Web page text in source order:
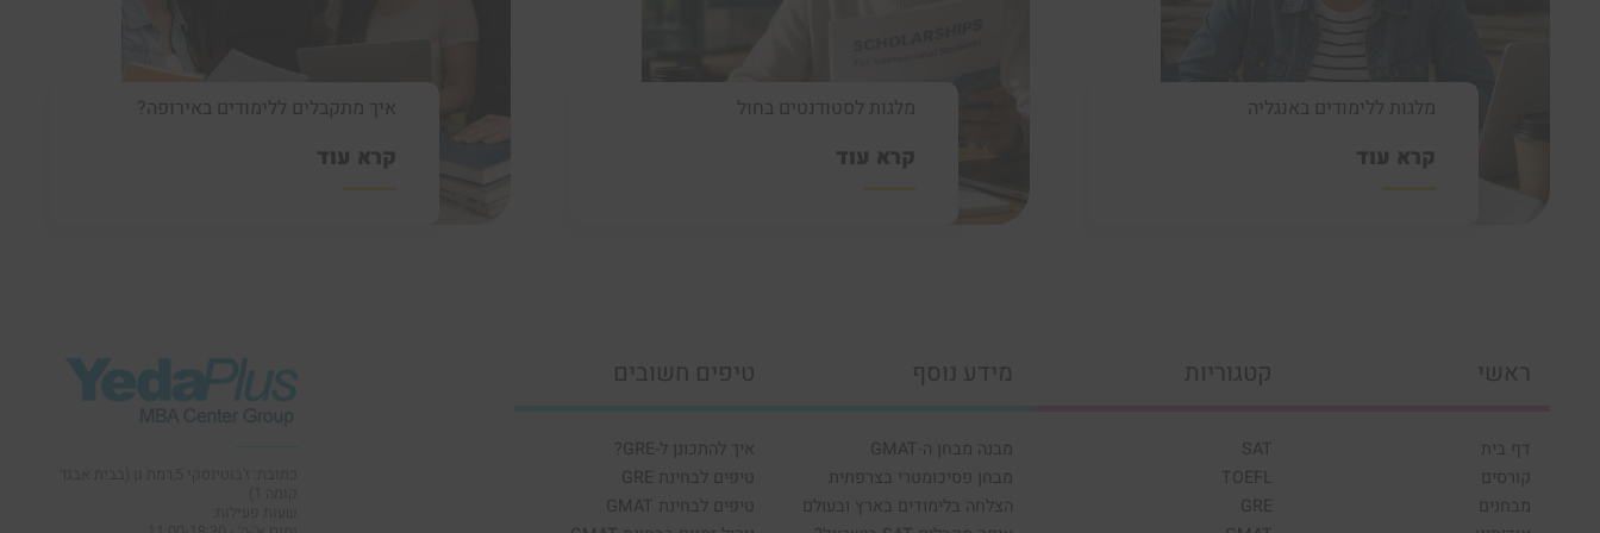
מלגות ללימודים באנגליה
קרא עוד
מלגות לסטודנטים בחול
קרא עוד
איך מתקבלים ללימודים באירופה?
קרא עוד
ראשי
דף בית
קורסים
מבחנים
קטגוריות
SAT
TOEFL
GRE
מידע נוסף
מבנה מבחן ה-GMAT
מבחן פסיכומטרי בצרפתית
הצלחה בלימודים בארץ ובעולם
טיפים חשובים
איך להתכונן ל-GRE?
טיפים לבחינת GRE
טיפים לבחינת GMAT
כתובת: ז'בוטינסקי 5,רמת גן (בבית אבגד